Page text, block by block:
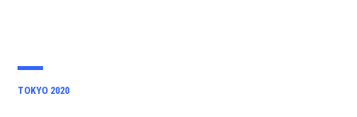
PUBLICADO
TOKYO 2020